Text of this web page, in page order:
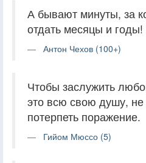
А бывают минуты, за
отдать месяцы и годы!
Антон Чехов (100+)
Чтобы заслужить
это всю свою душу, не
потерпеть поражение.
Гийом Мюссо (5)